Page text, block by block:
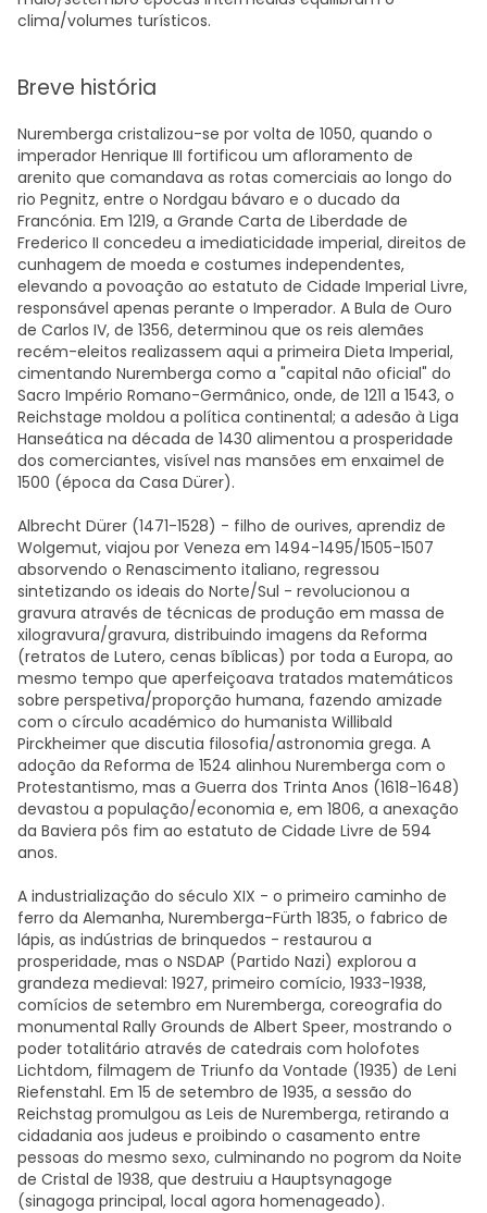
clima/volumes turísticos.
Breve história
Nuremberga cristalizou-se por volta de 1050, quando o
imperador Henrique III fortificou um afloramento de
arenito que comandava as rotas comerciais ao longo do
rio Pegnitz, entre o Nordgau bávaro e o ducado da
Francónia. Em 1219, a Grande Carta de Liberdade de
Frederico II concedeu a imediaticidade imperial, direitos de
cunhagem de moeda e costumes independentes,
elevando a povoação ao estatuto de Cidade Imperial Livre,
responsável apenas perante o Imperador. A Bula de Ouro
de Carlos IV, de 1356, determinou que os reis alemães
recém-eleitos realizassem aqui a primeira Dieta Imperial,
cimentando Nuremberga como a "capital não oficial" do
Sacro Império Romano-Germânico, onde, de 1211 a 1543, o
Reichstage moldou a política continental; a adesão à Liga
Hanseática na década de 1430 alimentou a prosperidade
dos comerciantes, visível nas mansões em enxaimel de
1500 (época da Casa Dürer).
Albrecht Dürer (1471-1528) - filho de ourives, aprendiz de
Wolgemut, viajou por Veneza em 1494-1495/1505-1507
absorvendo o Renascimento italiano, regressou
sintetizando os ideais do Norte/Sul - revolucionou a
gravura através de técnicas de produção em massa de
xilogravura/gravura, distribuindo imagens da Reforma
(retratos de Lutero, cenas bíblicas) por toda a Europa, ao
mesmo tempo que aperfeiçoava tratados matemáticos
sobre perspetiva/proporção humana, fazendo amizade
com o círculo académico do humanista Willibald
Pirckheimer que discutia filosofia/astronomia grega. A
adoção da Reforma de 1524 alinhou Nuremberga com o
Protestantismo, mas a Guerra dos Trinta Anos (1618-1648)
devastou a população/economia e, em 1806, a anexação
da Baviera pôs fim ao estatuto de Cidade Livre de 594
anos.
A industrialização do século XIX - o primeiro caminho de
ferro da Alemanha, Nuremberga-Fürth 1835, o fabrico de
lápis, as indústrias de brinquedos - restaurou a
prosperidade, mas o NSDAP (Partido Nazi) explorou a
grandeza medieval: 1927, primeiro comício, 1933-1938,
comícios de setembro em Nuremberga, coreografia do
monumental Rally Grounds de Albert Speer, mostrando o
poder totalitário através de catedrais com holofotes
Lichtdom, filmagem de Triunfo da Vontade (1935) de Leni
Riefenstahl. Em 15 de setembro de 1935, a sessão do
Reichstag promulgou as Leis de Nuremberga, retirando a
cidadania aos judeus e proibindo o casamento entre
pessoas do mesmo sexo, culminando no pogrom da Noite
de Cristal de 1938, que destruiu a Hauptsynagoge
(sinagoga principal, local agora homenageado).